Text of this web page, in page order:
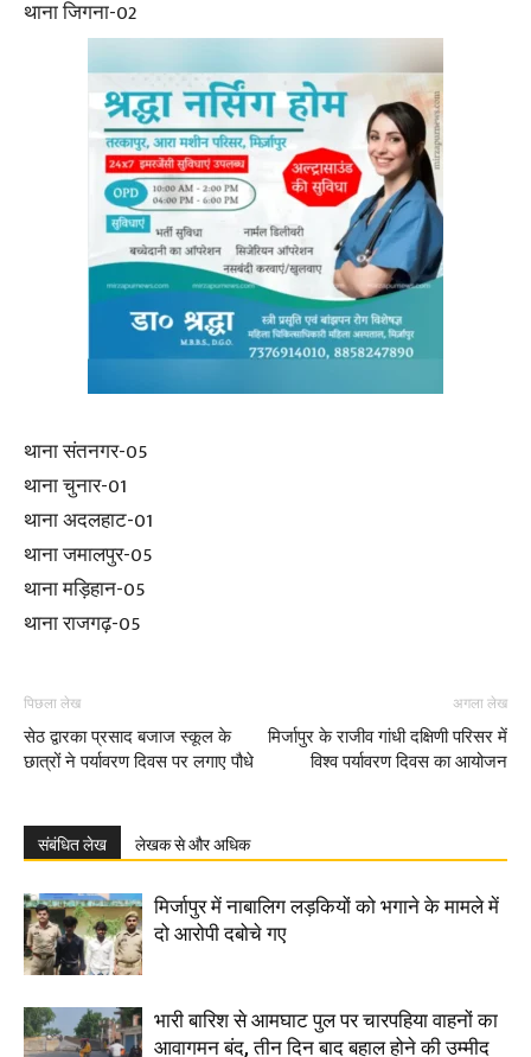
थाना जिगना-02
थाना संतनगर-05
थाना चुनार-01
थाना अदलहाट-01
थाना जमालपुर-05
थाना मड़िहान-05
थाना राजगढ़-05
पिछला लेख
सेठ द्वारका प्रसाद बजाज स्कूल के
छात्रों ने पर्यावरण दिवस पर लगाए पौधे
अगला लेख
मिर्जापुर के राजीव गांधी दक्षिणी परिसर में
विश्व पर्यावरण दिवस का आयोजन
संबंधित लेख लेखक से और अधिक
मिर्जापुर में नाबालिग लड़कियों को भगाने के मामले में
दो आरोपी दबोचे गए
भारी बारिश से आमघाट पुल पर चारपहिया वाहनों का
आवागमन बंद, तीन दिन बाद बहाल होने की उम्मीद